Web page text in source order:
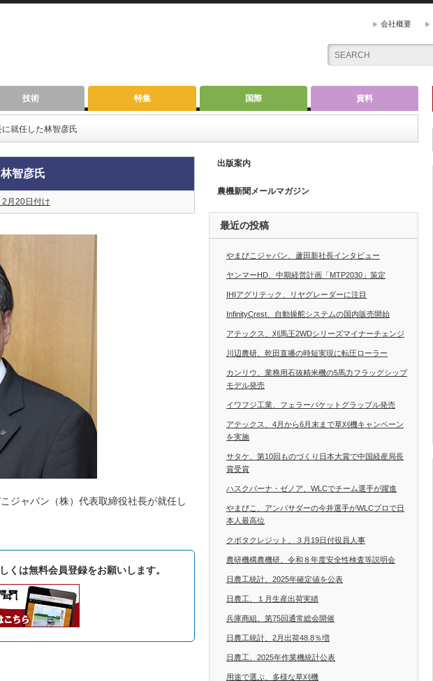
会社概要
技術 特集 国際 資料
に就任した林智彦氏
智彦氏
月20日付け
ジャパン（株）代表取締役社長が就任し
くは無料会員登録をお願いします。
出版案内
農機新聞メールマガジン
最近の投稿
やまびこジャパン、蘆田新社長インタビュー
ヤンマーHD、中期経営計画「MTP2030」策定
IHIアグリテック、リヤグレーダーに注目
InfinityCrest、自動操舵システムの国内販売開始
アテックス、刈馬王2WDシリーズマイナーチェンジ
川辺農研、乾田直播の時短実現に転圧ローラー
カンリウ、業務用石抜精米機の5馬力フラッグシップ
モデル発売
イワフジ工業、フェラーバケットグラップル発売
アテックス、4月から6月末まで草刈機キャンペーン
を実施
サタケ、第10回ものづくり日本大賞で中国経産局長
賞受賞
ハスクバーナ・ゼノア、WLCでチーム選手が躍進
やまびこ、アンバサダーの今井選手がWLCプロで日
本人最高位
クボタクレジット、３月19日付役員人事
農研機構農機研、令和８年度安全性検査等説明会
日農工統計、2025年確定値を公表
日農工、１月生産出荷実績
兵庫商組、第75回通常総会開催
日農工統計、2月出荷48.8％増
日農工、2025年作業機統計公表
用途で選ぶ、多様な草刈機